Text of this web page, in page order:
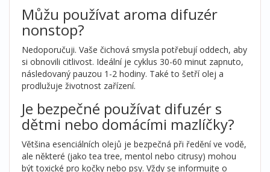
Můžu používat aroma difuzér
nonstop?
Nedoporučuji. Vaše čichová smysla potřebují oddech, aby
si obnovili citlivost. Ideální je cyklus 30-60 minut zapnuto,
následovaný pauzou 1-2 hodiny. Také to šetří olej a
prodlužuje životnost zařízení.
Je bezpečné používat difuzér s
dětmi nebo domácími mazlíčky?
Většina esenciálních olejů je bezpečná při ředění ve vodě,
ale některé (jako tea tree, mentol nebo citrusy) mohou
být toxické pro kočky nebo psy. Vždy se informujte o